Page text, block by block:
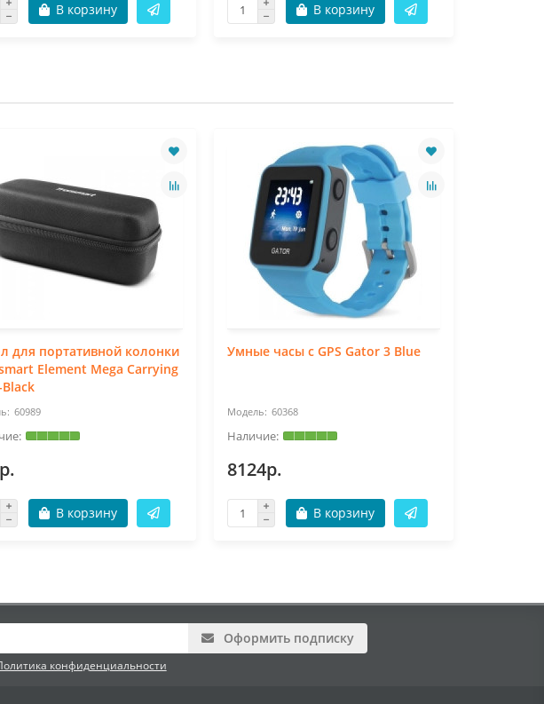
В корзину В корзину
для портативной колонки
Element Mega Carrying
Black
60989
В корзину
Умные часы с GPS Gator 3 Blue
60368
8124р.
В корзину
Оформить подписку
конфиденциальности